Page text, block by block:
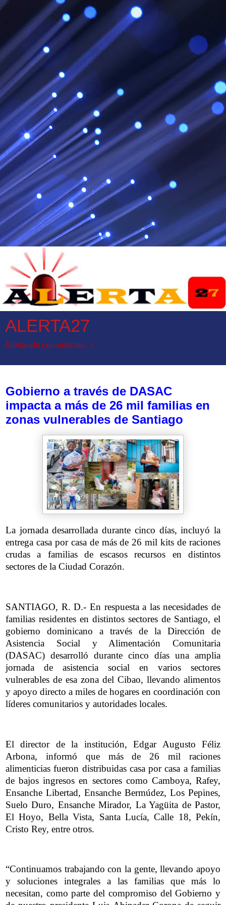
ALERTA27
Alertando con noticias...!
Gobierno a través de DASAC
impacta a más de 26 mil familias en
zonas vulnerables de Santiago
La jornada desarrollada durante cinco días, incluyó la
entrega casa por casa de más de 26 mil kits de raciones
crudas a familias de escasos recursos en distintos
sectores de la Ciudad Corazón.
SANTIAGO, R. D.- En respuesta a las necesidades de
familias residentes en distintos sectores de Santiago, el
gobierno dominicano a través de la Dirección de
Asistencia Social y Alimentación Comunitaria
(DASAC) desarrolló durante cinco días una amplia
jornada de asistencia social en varios sectores
vulnerables de esa zona del Cibao, llevando alimentos
y apoyo directo a miles de hogares en coordinación con
líderes comunitarios y autoridades locales.
El director de la institución, Edgar Augusto Féliz
Arbona, informó que más de 26 mil raciones
alimenticias fueron distribuidas casa por casa a familias
de bajos ingresos en sectores como Camboya, Rafey,
Ensanche Libertad, Ensanche Bermúdez, Los Pepines,
Suelo Duro, Ensanche Mirador, La Yagüita de Pastor,
El Hoyo, Bella Vista, Santa Lucía, Calle 18, Pekín,
Cristo Rey, entre otros.
“Continuamos trabajando con la gente, llevando apoyo
y soluciones integrales a las familias que más lo
necesitan, como parte del compromiso del Gobierno y